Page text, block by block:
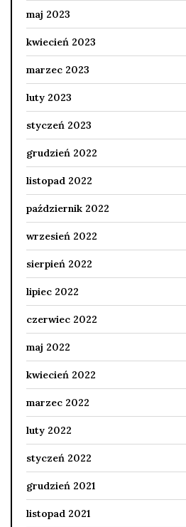
maj 2023
kwiecień 2023
marzec 2023
luty 2023
styczeń 2023
grudzień 2022
listopad 2022
październik 2022
wrzesień 2022
sierpień 2022
lipiec 2022
czerwiec 2022
maj 2022
kwiecień 2022
marzec 2022
luty 2022
styczeń 2022
grudzień 2021
listopad 2021